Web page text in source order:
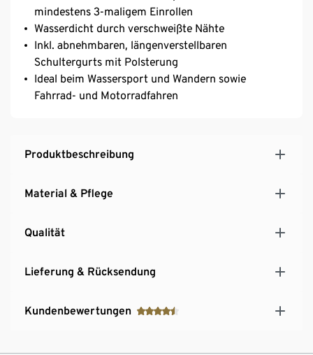
mindestens 3-maligem Einrollen
Wasserdicht durch verschweißte Nähte
Inkl. abnehmbaren, längenverstellbaren
Schultergurts mit Polsterung
Ideal beim Wassersport und Wandern sowie
Fahrrad- und Motorradfahren
Produktbeschreibung
Material & Pflege
Qualität
Lieferung & Rücksendung
Kundenbewertungen